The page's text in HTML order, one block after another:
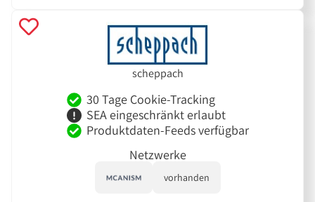
scheppach
30 Tage Cookie-Tracking
SEA eingeschränkt erlaubt
Produktdaten-Feeds verfügbar
Netzwerke
vorhanden